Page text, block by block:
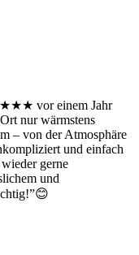
vor einem Jahr
nur wärmstens
– von der Atmosphäre
und einfach
gerne
und